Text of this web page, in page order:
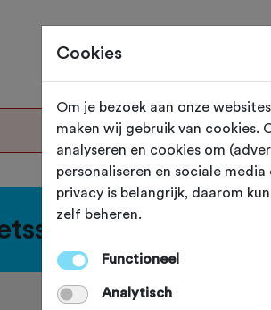
De vereniging met nummer
en ga voor
Cookies
Om je bezoek aan onze
maken wij gebruik van cookies.
analyseren en cookies om
personaliseren en sociale
privacy is belangrijk, daarom
zelf beheren.
Functioneel
Analytisch